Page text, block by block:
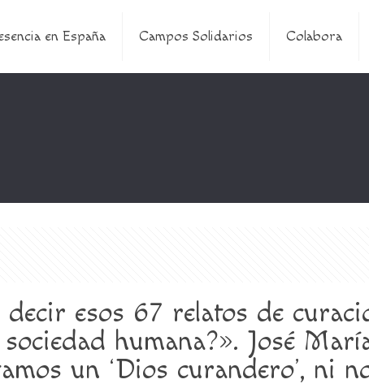
en España Campos Solidarios Colabora
decir esos 67 relatos de
humana?». José
un ‘Dios curandero’, ni